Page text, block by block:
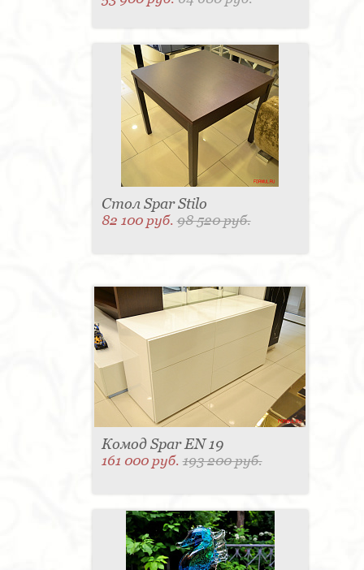
Стол Spar Stilo
82 100 руб.98 520 руб.
Комод Spar EN 19
161 000 руб.193 200 руб.